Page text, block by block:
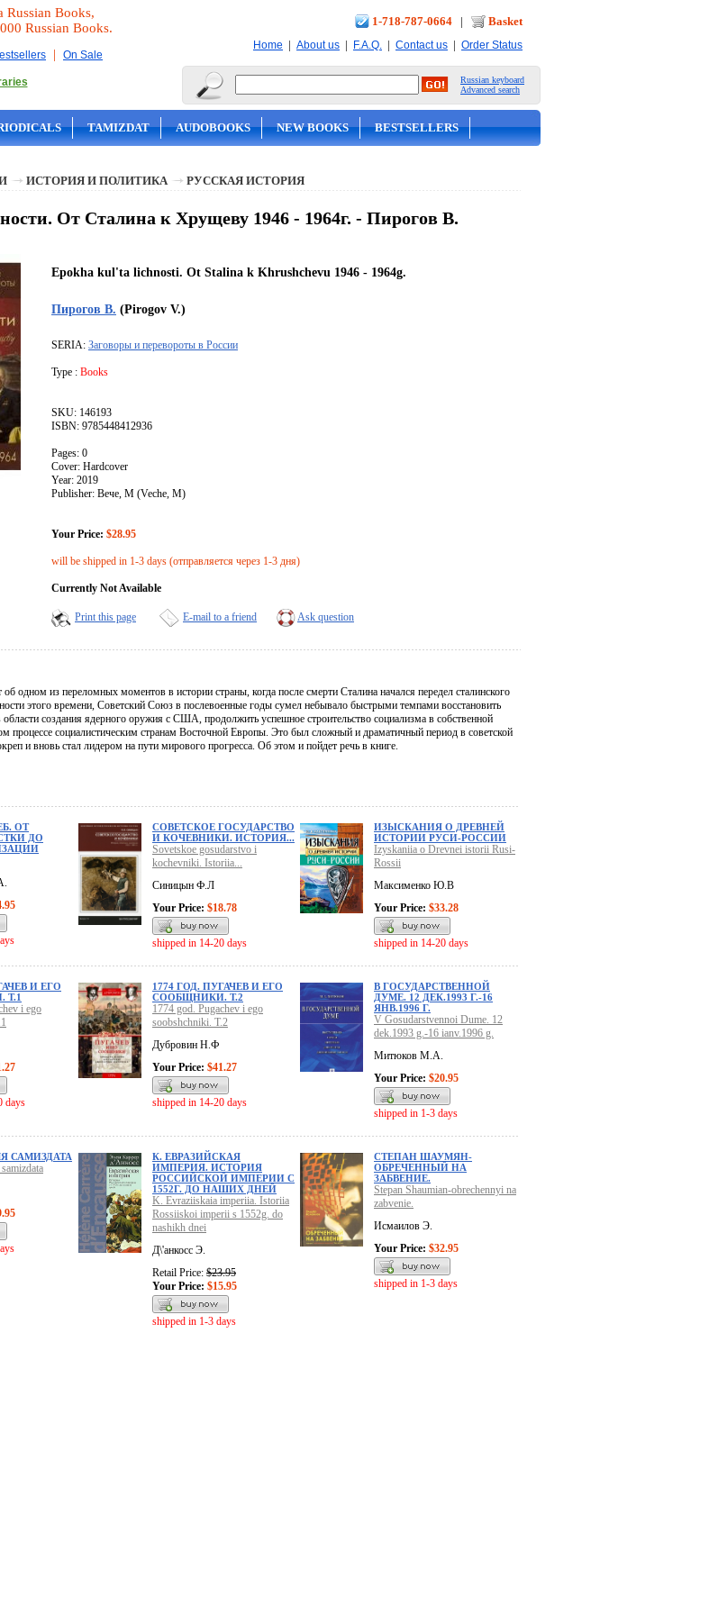
Russian Books,
Russian Books.
| On Sale
1-718-787-0664 | Basket
Home | About us | F.A.Q. | Contact us | Order Status
Russian keyboard
Advanced search
TAMIZDAT AUDOBOOKS NEW BOOKS BESTSELLERS
ИСТОРИЯ И ПОЛИТИКА РУССКАЯ ИСТОРИЯ
От Сталина к Хрущеву 1946 - 1964г. - Пирогов В.
Epokha kul'ta lichnosti. Ot Stalina k Khrushchevu 1946 - 1964g.
Пирогов В. (Pirogov V.)
SERIA: Заговоры и перевороты в России
Type : Books
SKU: 146193
ISBN: 9785448412936
Pages: 0
Cover: Hardcover
Year: 2019
Publisher: Вече, М (Veche, M)
Your Price: $28.95
will be shipped in 1-3 days (отправляется через 1-3 дня)
Currently Not Available
Print this page E-mail to a friend Ask question
одном из переломных моментов в истории страны, когда после смерти Сталина начался передел сталинского
этого времени, Советский Союз в послевоенные годы сумел небывало быстрыми темпами восстановить
области создания ядерного оружия с США, продолжить успешное строительство социализма в собственной
процессе социалистическим странам Восточной Европы. Это был сложный и драматичный период в советской
и вновь стал лидером на пути мирового прогресса. Об этом и пойдет речь в книге.
ОТ
ДО
СОВЕТСКОЕ ГОСУДАРСТВО
И КОЧЕВНИКИ. ИСТОРИЯ...
Sovetskoe gosudarstvo i
kochevniki. Istoriia...
Синицын Ф.Л
Your Price: $18.78
shipped in 14-20 days
ИЗЫСКАНИЯ О ДРЕВНЕЙ
ИСТОРИИ РУСИ-РОССИИ
Izyskaniia o Drevnei istorii Rusi-
Rossii
Максименко Ю.В
Your Price: $33.28
shipped in 14-20 days
И ЕГО
Т.1
i ego
days
1774 ГОД. ПУГАЧЕВ И ЕГО
СООБЩНИКИ. Т.2
1774 god. Pugachev i ego
soobshchniki. T.2
Дубровин Н.Ф
Your Price: $41.27
shipped in 14-20 days
В ГОСУДАРСТВЕННОЙ
ДУМЕ. 12 ДЕК.1993 Г.-16
ЯНВ.1996 Г.
V Gosudarstvennoi Dume. 12
dek.1993 g.-16 ianv.1996 g.
Митюков М.А.
Your Price: $20.95
shipped in 1-3 days
САМИЗДАТА
К. ЕВРАЗИЙСКАЯ
ИМПЕРИЯ. ИСТОРИЯ
РОССИЙСКОЙ ИМПЕРИИ С
1552Г. ДО НАШИХ ДНЕЙ
K. Evraziiskaia imperiia. Istoriia
Rossiiskoi imperii s 1552g. do
nashikh dnei
Д\'анкосс Э.
Retail Price: $23.95
Your Price: $15.95
shipped in 1-3 days
СТЕПАН ШАУМЯН-
ОБРЕЧЕННЫЙ НА
ЗАБВЕНИЕ.
Stepan Shaumian-obrechennyi na
zabvenie.
Исмаилов Э.
Your Price: $32.95
shipped in 1-3 days